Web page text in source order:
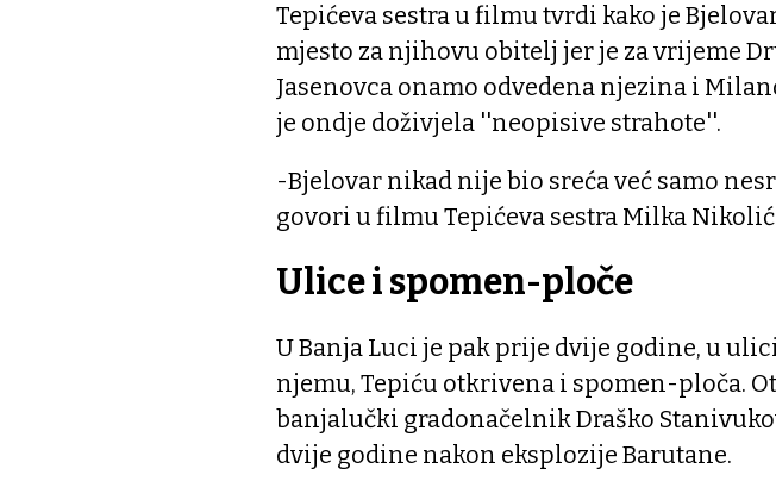
Tepićeva sestra u filmu tvrdi kako je
mjesto za njihovu obitelj jer je za vrijeme
Jasenovca onamo odvedena njezina i
je ondje doživjela ''neopisive strahote''.
-Bjelovar nikad nije bio sreća već samo
govori u filmu Tepićeva sestra Milka
Ulice i spomen-ploče
U Banja Luci je pak prije dvije godine, u
njemu, Tepiću otkrivena i spomen-ploča.
banjalučki gradonačelnik Draško
dvije godine nakon eksplozije Barutane.